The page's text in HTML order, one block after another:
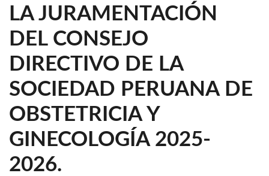
LA JURAMENTACIÓN
DEL CONSEJO
DIRECTIVO DE LA
SOCIEDAD PERUANA DE
OBSTETRICIA Y
GINECOLOGÍA 2025-
2026.